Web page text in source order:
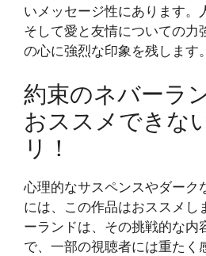
いメッセージ性にあります。
そして愛と友情についての力
の心に強烈な印象を残します。
約束のネバーラ
おススメできな
リ！
心理的なサスペンスやダーク
には、この作品はおススメし
ーランドは、その挑戦的な内
で、一部の視聴者には重たく